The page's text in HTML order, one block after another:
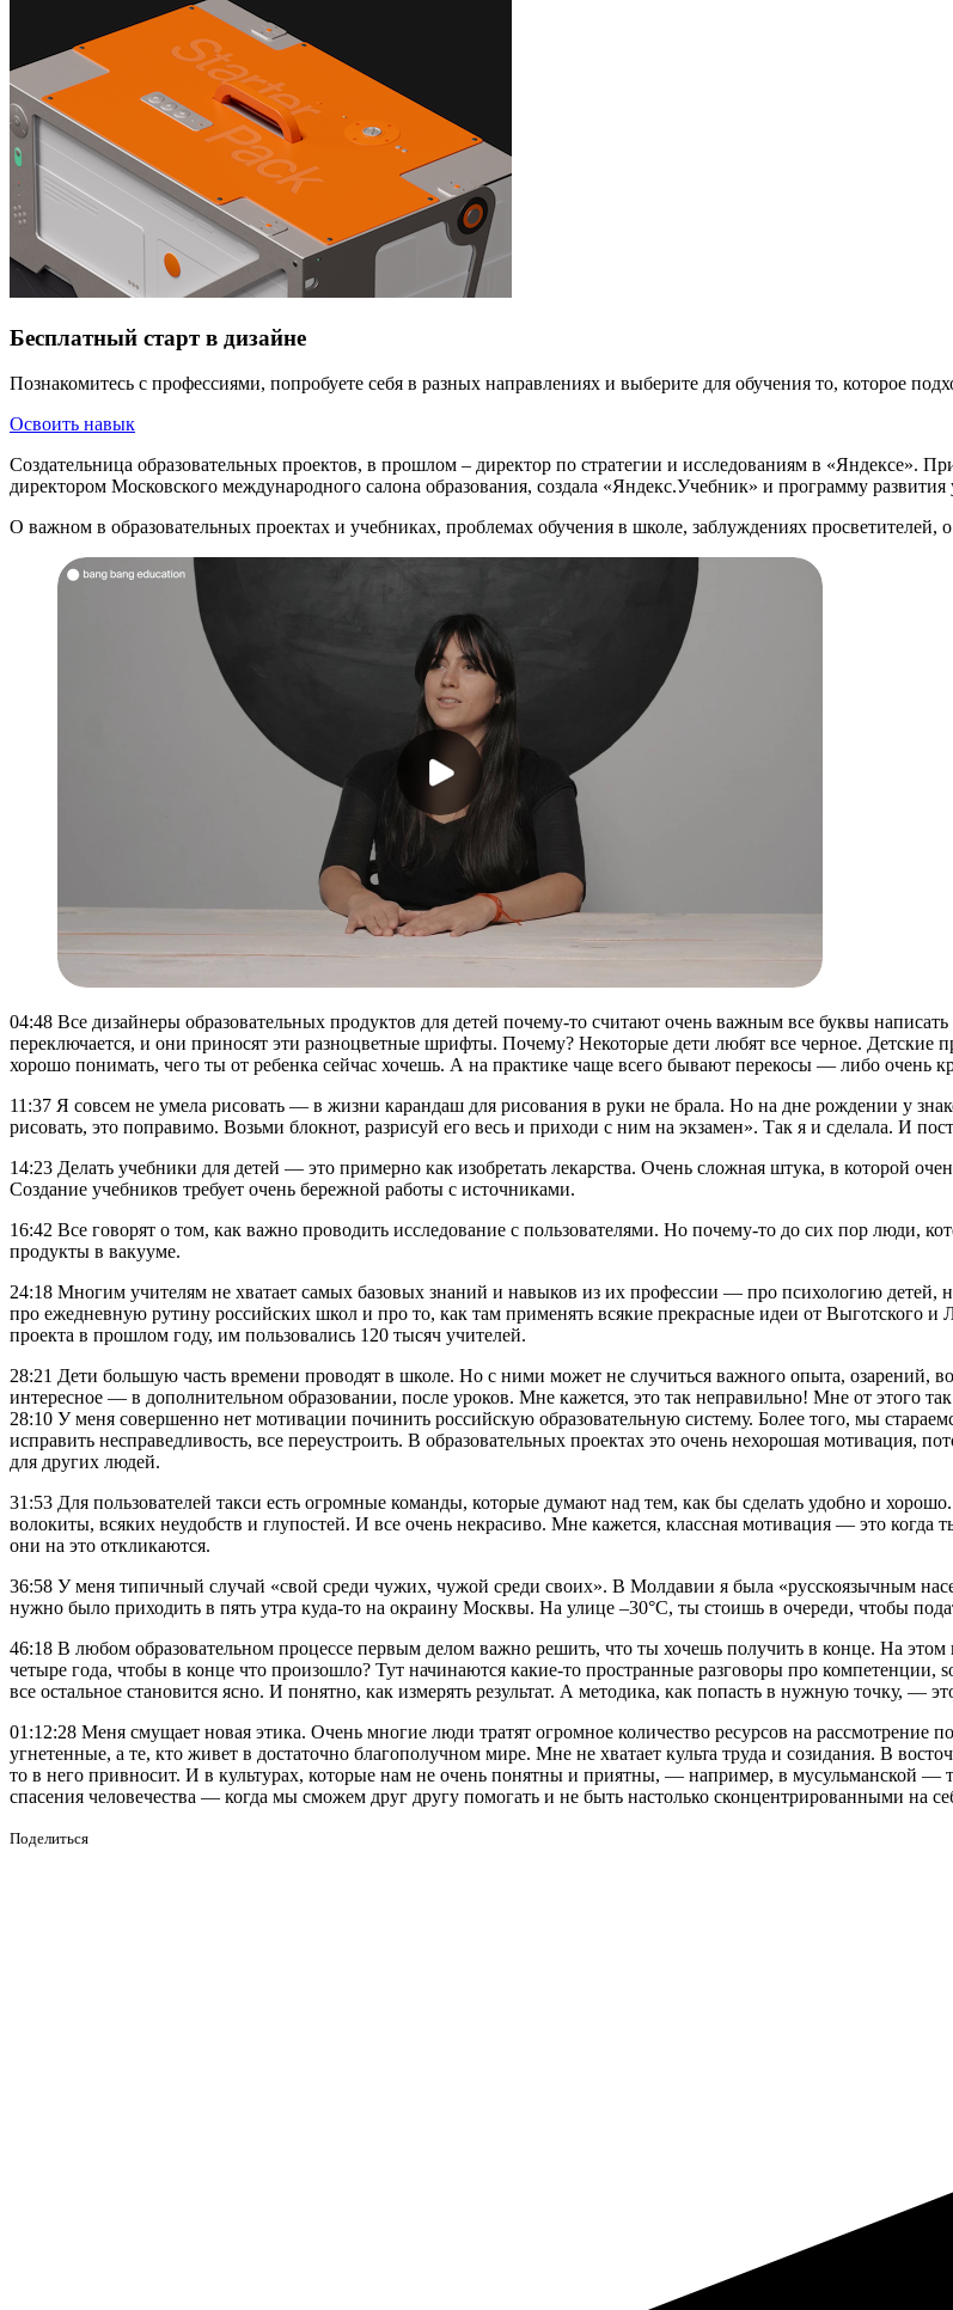
Бесплатный старт в дизайне
Познакомитесь с профессиями, попробуете себя в разных направлениях и выберите для обучения то, которое
Освоить навык
Создательница образовательных проектов, в прошлом – директор по стратегии и исследованиям в «Яндексе».
директором Московского международного салона образования, cоздала «Яндекс.Учебник» и программу
О важном в образовательных проектах и учебниках, проблемах обучения в школе, заблуждениях просветителей,
04:48 Все дизайнеры образовательных продуктов для детей почему-то считают очень важным все буквы
переключается, и они приносят эти разноцветные шрифты. Почему? Некоторые дети любят все черное.
хорошо понимать, чего ты от ребенка сейчас хочешь. А на практике чаще всего бывают перекосы — либо очень
11:37 Я совсем не умела рисовать — в жизни карандаш для рисования в руки не брала. Но на дне рождении у
рисовать, это поправимо. Возьми блокнот, разрисуй его весь и приходи с ним на экзамен». Так я и сделала. И
14:23 Делать учебники для детей — это примерно как изобретать лекарства. Очень сложная штука, в которой
Создание учебников требует очень бережной работы с источниками.
16:42 Все говорят о том, как важно проводить исследование с пользователями. Но почему-то до сих пор люди,
продукты в вакууме.
24:18 Многим учителям не хватает самых базовых знаний и навыков из их профессии — про психологию
про ежедневную рутину российских школ и про то, как там применять всякие прекрасные идеи от Выготского
проекта в прошлом году, им пользовались 120 тысяч учителей.
28:21 Дети большую часть времени проводят в школе. Но с ними может не случиться важного опыта, озарений,
интересное — в дополнительном образовании, после уроков. Мне кажется, это так неправильно! Мне от этого
28:10 У меня совершенно нет мотивации починить российскую образовательную систему. Более того, мы
исправить несправедливость, все переустроить. В образовательных проектах это очень нехорошая мотивация,
для других людей.
31:53 Для пользователей такси есть огромные команды, которые думают над тем, как бы сделать удобно и
волокиты, всяких неудобств и глупостей. И все очень некрасиво. Мне кажется, классная мотивация — это когда
они на это откликаются.
36:58 У меня типичный случай «свой среди чужих, чужой среди своих». В Молдавии я была «русскоязычным
нужно было приходить в пять утра куда-то на окраину Москвы. На улице –30°C, ты стоишь в очереди, чтобы
46:18 В любом образовательном процессе первым делом важно решить, что ты хочешь получить в конце. На
четыре года, чтобы в конце что произошло? Тут начинаются какие-то пространные разговоры про
все остальное становится ясно. И понятно, как измерять результат. А методика, как попасть в нужную точку, —
01:12:28 Меня смущает новая этика. Очень многие люди тратят огромное количество ресурсов на
угнетенные, а те, кто живет в достаточно благополучном мире. Мне не хватает культа труда и созидания. В
то в него привносит. И в культурах, которые нам не очень понятны и приятны, — например, в мусульманской —
спасения человечества — когда мы сможем друг другу помогать и не быть настолько сконцентрированными на
Поделиться